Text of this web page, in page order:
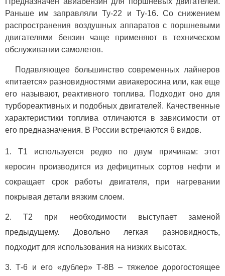
Раньше им заправляли Ту-22 и Ту-16. Со снижением
распространения воздушных аппаратов с поршневыми
двигателями бензин чаще применяют в техническом
обслуживании самолетов.
Подавляющее большинство современных лайнеров
«питается» разновидностями авиакеросина или, как еще
его называют, реактивного топлива. Подходит оно для
турбореактивных и подобных двигателей. Качественные
характеристики топлива отличаются в зависимости от
его предназначения. В России встречаются 6 видов.
Т1 используется редко по двум причинам: этот
керосин производится из дефицитных сортов нефти и
сокращает срок работы двигателя, при нагревании
покрывая детали вязким слоем.
Т2 при необходимости выступает заменой
предыдущему. Довольно легкая разновидность,
подходит для использования на низких высотах.
Т-6 и его «дублер» Т-8В – тяжелое дорогостоящее